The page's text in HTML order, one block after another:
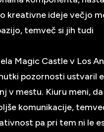
kreativne ideje večjo
temveč si jih tudi
Magic Castle v Los
pozornosti ustvaril
v mestu. Kiuru meni, da
komunikacije,
pa pri tem ni le